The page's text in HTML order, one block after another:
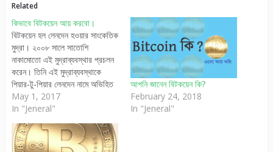
Related
কিভাবে বিটকয়েন আয় করবো।
বিটকয়েন হল লেনদেন হওয়ার সাংকেতিক
মুদ্রা। ২০০৮ সালে সাতোশি
নাকামোতো এই মুদ্রাব্যবস্থার প্রচলন
করেন। তিনি এই মুদ্রাব্যবস্থাকে
পিয়ার-টু-পিয়ার লেনদেন নামে অভিহিত
করেন। বিটকয়েনের লেনদেনটি বিটকয়েন
মাইনার নামে একটি সার্ভার কর্তৃক
সুরক্ষিত থাকে। পিয়ার-টু-পিয়ার
যোগাযোগ ব্যাবস্থায় যুক্ত থাকা
একাধিক কম্পিউটার বা স্মার্টফোনের
May 1, 2017
In "Jeneral"
আপনি জানেন বিটকয়েন কি?
February 24, 2018
In "Jeneral"